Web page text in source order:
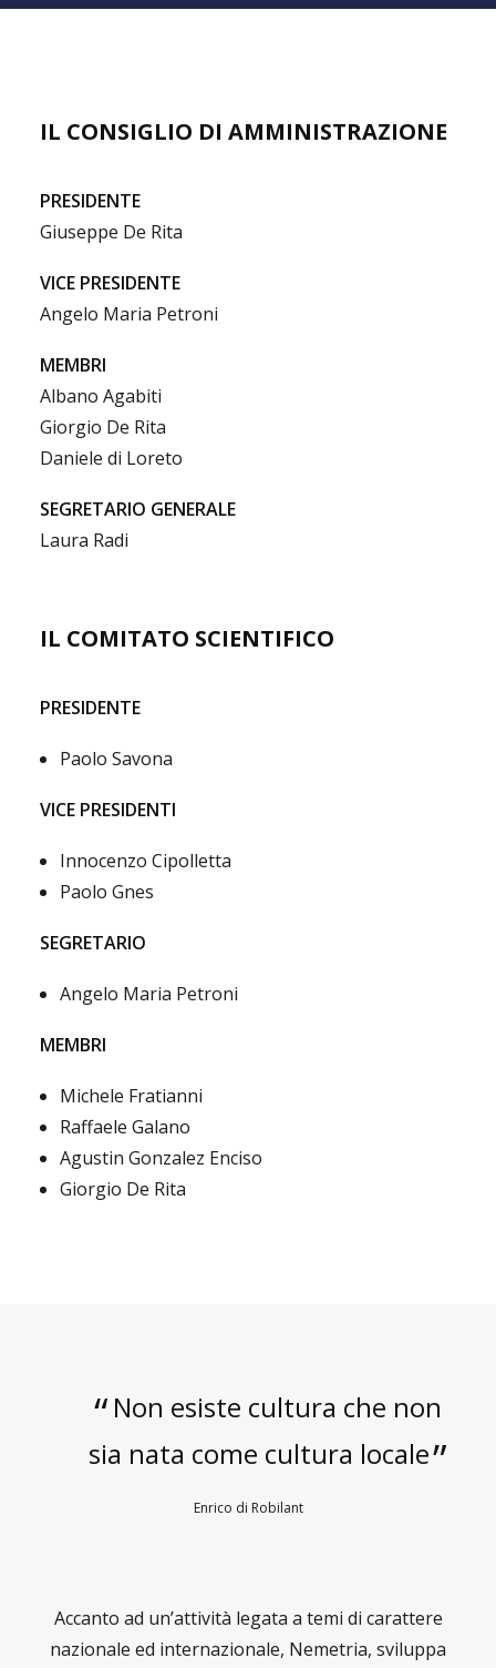
IL CONSIGLIO DI AMMINISTRAZIONE
PRESIDENTE
Giuseppe De Rita
VICE PRESIDENTE
Angelo Maria Petroni
MEMBRI
Albano Agabiti
Giorgio De Rita
Daniele di Loreto
SEGRETARIO GENERALE
Laura Radi
IL COMITATO SCIENTIFICO
PRESIDENTE
Paolo Savona
VICE PRESIDENTI
Innocenzo Cipolletta
Paolo Gnes
SEGRETARIO
Angelo Maria Petroni
MEMBRI
Michele Fratianni
Raffaele Galano
Agustin Gonzalez Enciso
Giorgio De Rita
Non esiste cultura che non
sia nata come cultura locale
Enrico di Robilant
Accanto ad un’attività legata a temi di carattere
nazionale ed internazionale, Nemetria, sviluppa